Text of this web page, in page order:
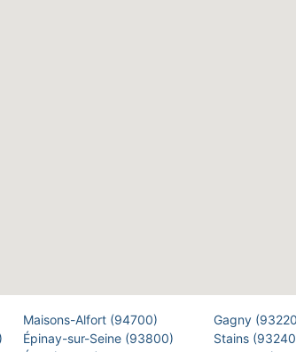
Maisons-Alfort (94700)
Épinay-sur-Seine (93800)
Gagny
Stains